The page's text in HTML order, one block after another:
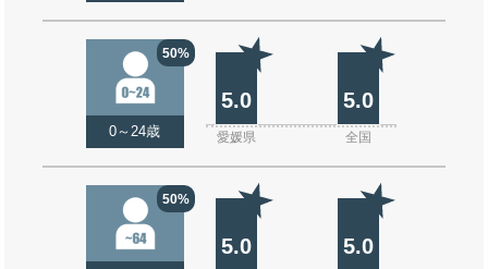
50%
0～24歳
5.0 5.0
愛媛県 全国
50%
5.0 5.0